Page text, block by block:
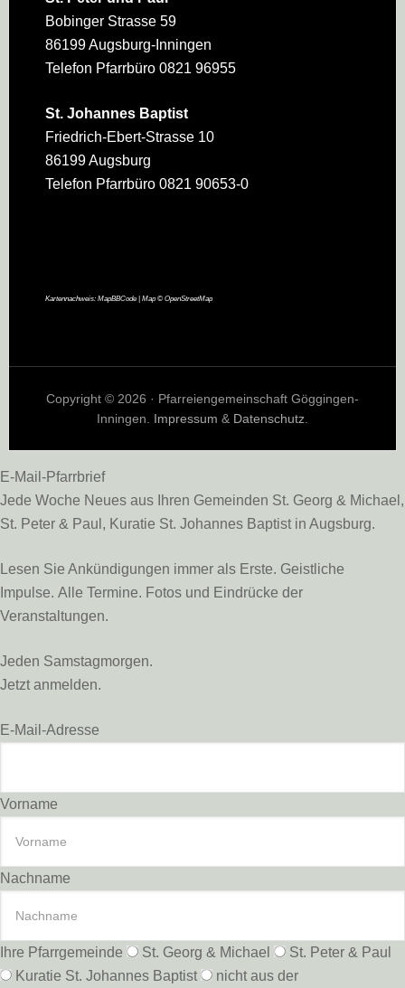
Bobinger Strasse 59
86199 Augsburg-Inningen
Telefon Pfarrbüro 0821 96955
St. Johannes Baptist
Friedrich-Ebert-Strasse 10
86199 Augsburg
Telefon Pfarrbüro 0821 90653-0
Kartennachweis: MapBBCode| Map © OpenStreetMap
Copyright © 2026 · Pfarreiengemeinschaft Göggingen-
Inningen. Impressum & Datenschutz.
E-Mail-Pfarrbrief
Jede Woche Neues aus Ihren Gemeinden St. Georg & Michael,
St. Peter & Paul, Kuratie St. Johannes Baptist in Augsburg.
Lesen Sie Ankündigungen immer als Erste. Geistliche
Impulse. Alle Termine. Fotos und Eindrücke der
Veranstaltungen.
Jeden Samstagmorgen.
Jetzt anmelden.
E-Mail-Adresse
Vorname
Nachname
Ihre Pfarrgemeinde St. Georg & Michael
St. Peter & Paul
Kuratie St. Johannes Baptist
nicht aus der